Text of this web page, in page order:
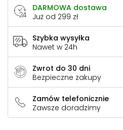
DARMOWA dostawa
Już od 299 zł
Szybka wysyłka
Nawet w 24h
Zwrot do 30 dni
Bezpieczne zakupy
Zamów telefonicznie
Zawsze doradzimy